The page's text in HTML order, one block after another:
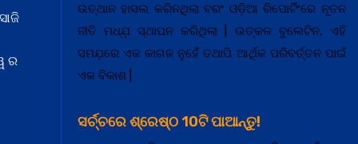
ର
ଉତ୍ଥାନ ହାସଲ କରିନଥିଲା ବରଂ ଓଡ଼ିଆ ରିପୋର୍ଟିଂରେ ନୂତନ
ନୀତି ମଧ୍ଯ଼ ସ୍ଥାପନ କରିଥିଲା | ଉତ୍କଳ ବୁଲେଟିନ, ଏହି
ସମଯ଼ରେ ଏକ କାଗଜ ନୁହେଁ ତଥାପି ଆର୍ଥିକ ପରିବର୍ତ୍ତନ ପାଇଁ
ଏକ ବିକାଶ |
ସର୍ଚ୍ଚରେ ଶ୍ରେଷ୍ଠ 10ଟି ପାଆନ୍ତୁ!